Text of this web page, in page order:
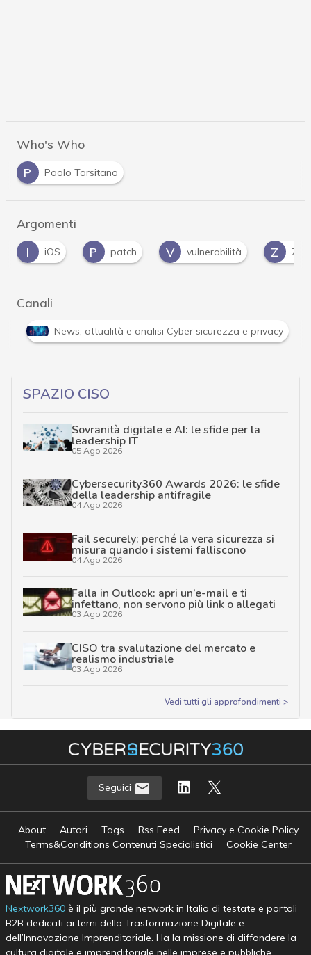
Who's Who
P
Paolo Tarsitano
Argomenti
P patch V vulnerabilità Z Zero day
Canali
Attacchi hacker e Malware: le ultime news in tempo
SPAZIO CISO
Sovranità digitale e AI: le sfide per la
leadership IT
05 Ago 2026
Cybersecurity360 Awards 2026: le sfide
della leadership antifragile
04 Ago 2026
Fail securely: perché la vera sicurezza si
misura quando i sistemi falliscono
04 Ago 2026
Falla in Outlook: apri un’e-mail e ti
infettano, non servono più link o allegati
03 Ago 2026
CISO tra svalutazione del mercato e
realismo industriale
03 Ago 2026
Vedi tutti gli approfondimenti >
Seguici
About Autori Tags Rss Feed
Privacy e Cookie Policy
Terms&Conditions Contenuti Specialistici
Cookie Center
Nextwork360è il più grande network in Italia di testate e portali
B2B dedicati ai temi della Trasformazione Digitale e
dell’Innovazione Imprenditoriale. Ha la missione di diffondere la
cultura digitale e imprenditoriale nelle imprese e pubbliche